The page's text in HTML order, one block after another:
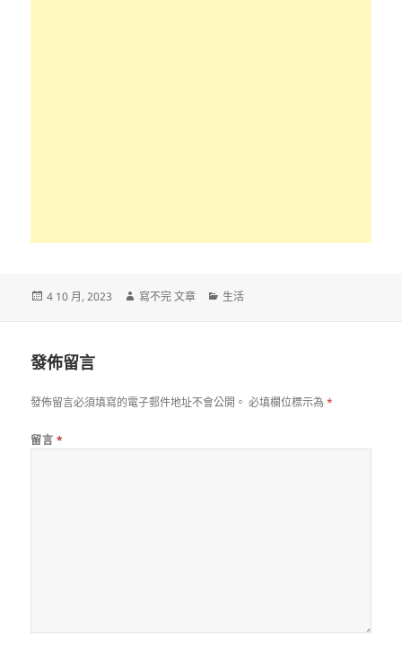
發
4 10 月, 2023
作
寫不完 文章
分
生活
發佈留言
發佈留言必須填寫的電子郵件地址不會公開。 必填欄位標示為*
留言 *